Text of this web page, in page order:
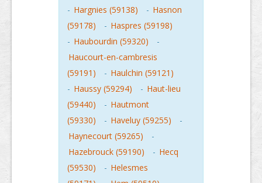
- Hargnies (59138) - Hasnon
(59178)
- Haspres (59198)
- Haubourdin (59320)
-
Haucourt-en-cambresis
(59191)
- Haulchin (59121)
- Haussy (59294) - Haut-lieu
(59440)
- Hautmont
(59330)
- Haveluy (59255)
-
Haynecourt (59265)
-
Hazebrouck (59190)
- Hecq
(59530)
- Helesmes